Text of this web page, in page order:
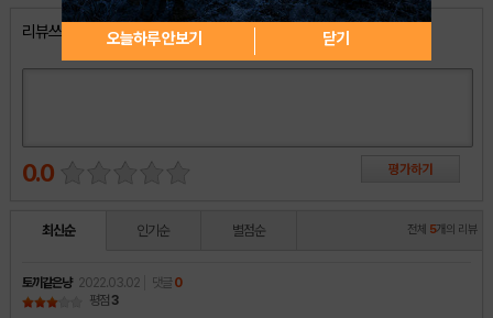
리뷰쓰기
0.0
최신순 인기순 별점순 전체 5개의 리뷰
토끼같은냥 2022.03.02 댓글 0
평점 3
오늘하루 안보기 닫기